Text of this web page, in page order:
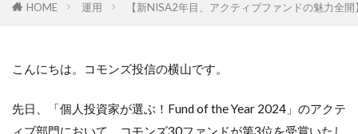
HOME 運用 【新NISA2年目、アクティブファンドの魅力全開
こんにちは。コモンズ投信の横山です。
先日、「個人投資家が選ぶ！Fund of the Year 2024」のアクテ
ィブ部門において、コモンズ30ファンドが第3位を受賞いたし